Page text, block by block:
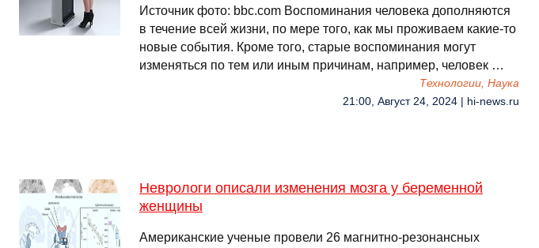
Источник фото: bbc.com Воспоминания человека дополняются
в течение всей жизни, по мере того, как мы проживаем какие-то
новые события. Кроме того, старые воспоминания могут
изменяться по тем или иным причинам, например, человек …
Технологии, Наука
21:00, Август 24, 2024 | hi-news.ru
Неврологи описали изменения мозга у беременной
женщины
Американские ученые провели 26 магнитно-резонансных